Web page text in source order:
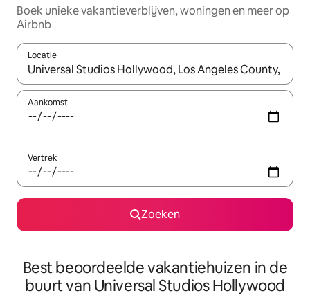
Boek unieke vakantieverblijven, woningen en meer op
Airbnb
Locatie
Wanneer er resultaten beschikbaar zijn, maak je een keuze
Aankomst
Vertrek
Zoeken
Best beoordeelde vakantiehuizen in de
buurt van Universal Studios Hollywood